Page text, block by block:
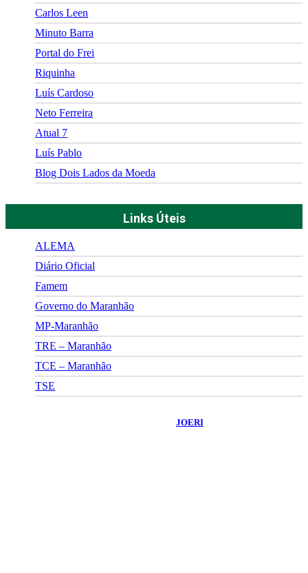
Carlos Leen
Minuto Barra
Portal do Frei
Riquinha
Luís Cardoso
Neto Ferreira
Atual 7
Luís Pablo
Blog Dois Lados da Moeda
Links Úteis
ALEMA
Diário Oficial
Famem
Governo do Maranhão
MP-Maranhão
TRE – Maranhão
TCE – Maranhão
TSE
JOERI